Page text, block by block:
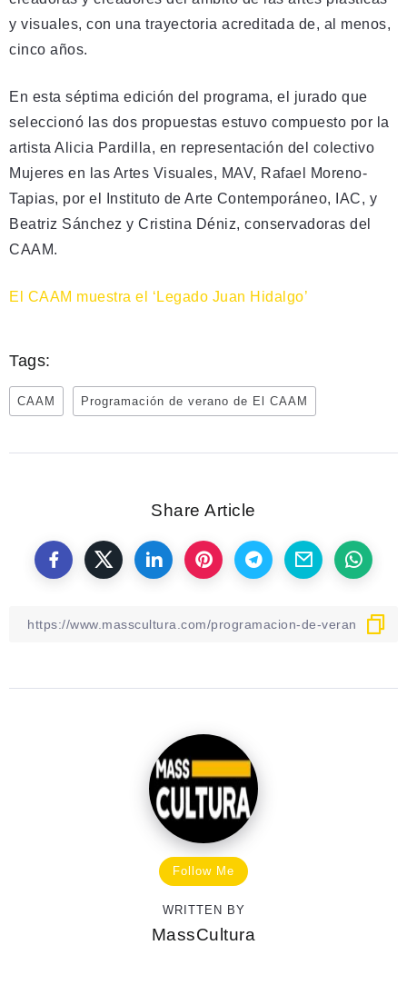
y visuales, con una trayectoria acreditada de, al menos,
cinco años.
En esta séptima edición del programa, el jurado que
seleccionó las dos propuestas estuvo compuesto por la
artista Alicia Pardilla, en representación del colectivo
Mujeres en las Artes Visuales, MAV, Rafael Moreno-
Tapias, por el Instituto de Arte Contemporáneo, IAC, y
Beatriz Sánchez y Cristina Déniz, conservadoras del
CAAM.
El CAAM muestra el ‘Legado Juan Hidalgo’
Tags:
CAAM Programación de verano de El CAAM
Share Article
Follow Me
WRITTEN BY
MassCultura